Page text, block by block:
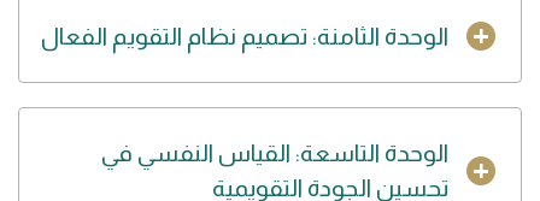
الوحدة الثامنة: تصميم نظام التقويم الفعال
الوحدة التاسعة: القياس النفسي في
تحسين الجودة التقويمية